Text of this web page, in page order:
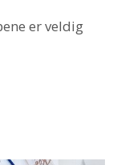
er veldig